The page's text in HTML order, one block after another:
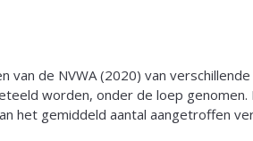
van de NVWA (2020) van
worden, onder de loep genomen.
het gemiddeld aantal aangetroffen